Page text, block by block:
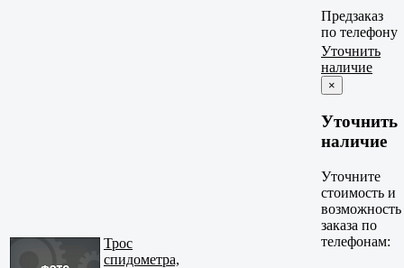
Предзаказ
по телефону
Трос
спидометра,
Уточнить
наличие
×
Уточнить
наличие
Уточните
стоимость и
возможность
заказа по
телефонам: